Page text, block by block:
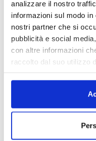
analizzare il nostro
informazioni sul modo
nostri partner che si
pubblicità e social
con altre informazioni
raccolto dal suo utilizzo